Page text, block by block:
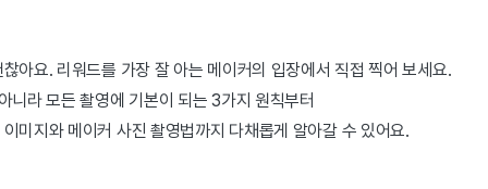
아요. 리워드를 가장 잘 아는 메이커의 입장에서 직접 찍어 보세요.
니라 모든 촬영에 기본이 되는 3가지 원칙부터
미지와 메이커 사진 촬영법까지 다채롭게 알아갈 수 있어요.